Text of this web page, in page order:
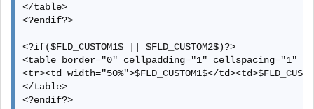
</table>
<?endif?>
<?if($FLD_CUSTOM1$ || $FLD_CUSTOM2$)?>
<table border="0" cellpadding="1" cellspacing="1"
<tr><td width="50%">$FLD_CUSTOM1$</
</table>
<?endif?>